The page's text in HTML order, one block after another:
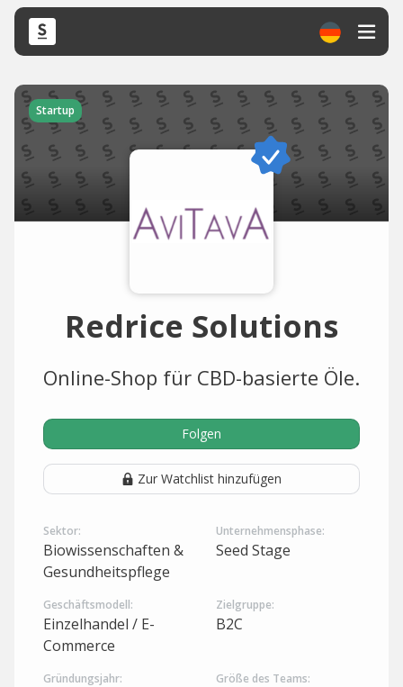
Startup
Redrice Solutions
Online-Shop für CBD-basierte Öle.
Folgen
Zur Watchlist hinzufügen
Sektor:
Biowissenschaften &
Gesundheitspflege
Unternehmensphase:
Seed Stage
Geschäftsmodell:
Einzelhandel / E-
Commerce
Zielgruppe:
B2C
Gründungsjahr: Größe des Teams: